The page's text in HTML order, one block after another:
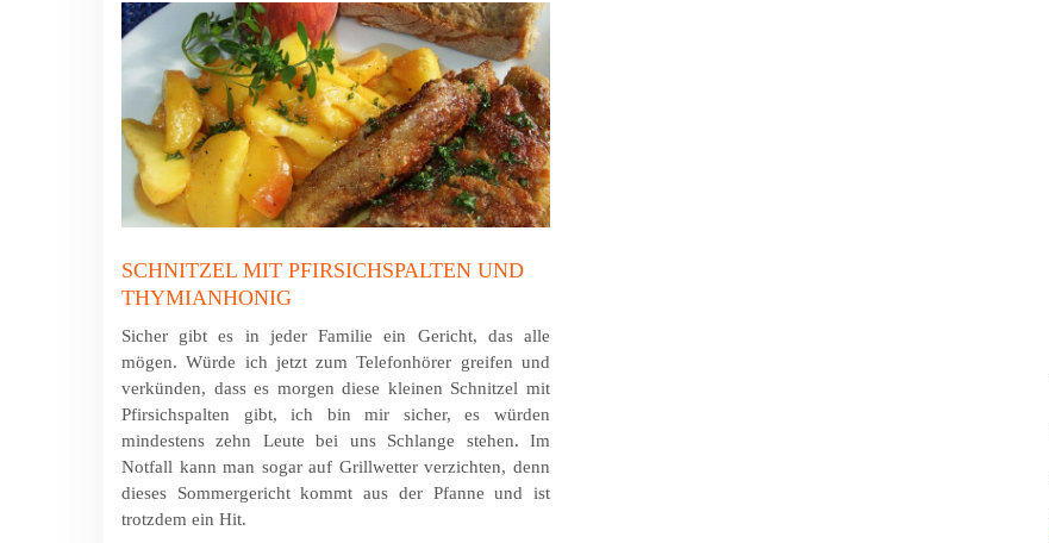
SCHNITZEL MIT PFIRSICHSPALTEN UND
THYMIANHONIG
Sicher gibt es in jeder Familie ein Gericht, das alle
mögen. Würde ich jetzt zum Telefonhörer greifen und
ver­künden, dass es morgen diese kleinen Schnitzel mit
Pfirsich­spalten gibt, ich bin mir sicher, es würden
mindes­tens zehn Leute bei uns Schlange stehen. Im
Notfall kann man sogar auf Grillwetter verzichten, denn
dieses Sommergericht kommt aus der Pfanne und ist
trotzdem ein Hit.